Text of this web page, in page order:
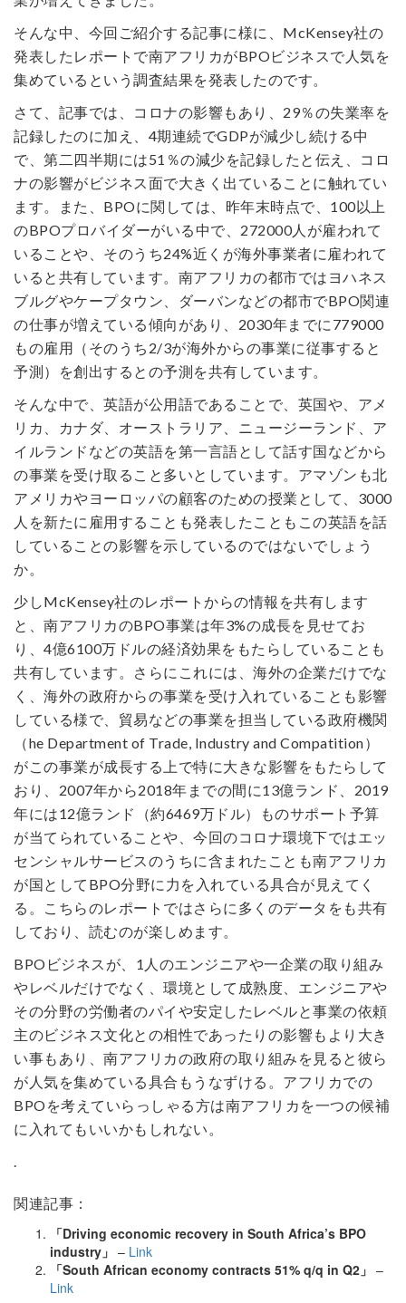
そんな中、今回ご紹介する記事に様に、McKensey社の
発表したレポートで南アフリカがBPOビジネスで人気を
集めているという調査結果を発表したのです。
さて、記事では、コロナの影響もあり、29％の失業率を
記録したのに加え、4期連続でGDPが減少し続ける中
で、第二四半期には51％の減少を記録したと伝え、コロ
ナの影響がビジネス面で大きく出ていることに触れてい
ます。また、BPOに関しては、昨年末時点で、100以上
のBPOプロバイダーがいる中で、272000人が雇われて
いることや、そのうち24%近くが海外事業者に雇われて
いると共有しています。南アフリカの都市ではヨハネス
ブルグやケープタウン、ダーバンなどの都市でBPO関連
の仕事が増えている傾向があり、2030年までに779000
もの雇用（そのうち2/3が海外からの事業に従事すると
予測）を創出するとの予測を共有しています。
そんな中で、英語が公用語であることで、英国や、アメ
リカ、カナダ、オーストラリア、ニュージーランド、ア
イルランドなどの英語を第一言語として話す国などから
の事業を受け取ること多いとしています。アマゾンも北
アメリカやヨーロッパの顧客のための授業として、3000
人を新たに雇用することも発表したこともこの英語を話
していることの影響を示しているのではないでしょう
か。
少しMcKensey社のレポートからの情報を共有します
と、南アフリカのBPO事業は年3%の成長を見せてお
り、4億6100万ドルの経済効果をもたらしていることも
共有しています。さらにこれには、海外の企業だけでな
く、海外の政府からの事業を受け入れていることも影響
している様で、貿易などの事業を担当している政府機関
（he Department of Trade, Industry and Compatition）
がこの事業が成長する上で特に大きな影響をもたらして
おり、2007年から2018年までの間に13億ランド、2019
年には12億ランド（約6469万ドル）ものサポート予算
が当てられていることや、今回のコロナ環境下ではエッ
センシャルサービスのうちに含まれたことも南アフリカ
が国としてBPO分野に力を入れている具合が見えてく
る。こちらのレポートではさらに多くのデータをも共有
しており、読むのが楽しめます。
BPOビジネスが、1人のエンジニアや一企業の取り組み
やレベルだけでなく、環境として成熟度、エンジニアや
その分野の労働者のパイや安定したレベルと事業の依頼
主のビジネス文化との相性であったりの影響もより大き
い事もあり、南アフリカの政府の取り組みを見ると彼ら
が人気を集めている具合もうなずける。アフリカでの
BPOを考えていらっしゃる方は南アフリカを一つの候補
に入れてもいいかもしれない。
.
関連記事：
「Driving economic recovery in South Africa’s BPO
industry」 – Link
「South African economy contracts 51% q/q in Q2」 –
Link